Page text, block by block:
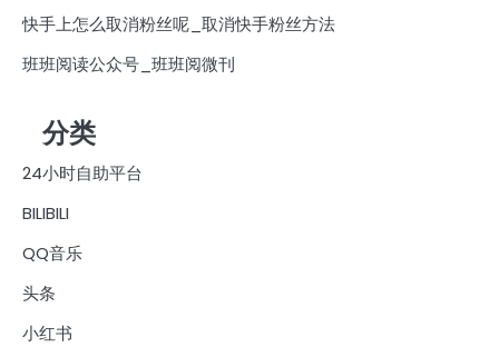
快手上怎么取消粉丝呢_取消快手粉丝方法
班班阅读公众号_班班阅微刊
分类
24小时自助平台
BILIBILI
QQ音乐
头条
小红书